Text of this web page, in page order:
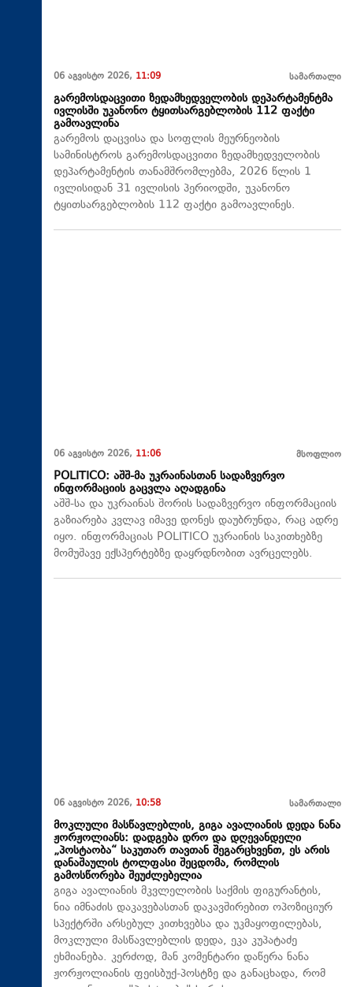
06 აგვისტო 2026, 11:09 სამართალი
გარემოსდაცვითი ზედამხედველობის დეპარტამენტმა
ივლისში უკანონო ტყითსარგებლობის 112 ფაქტი
გამოავლინა
გარემოს დაცვისა და სოფლის მეურნეობის
სამინისტროს გარემოსდაცვითი ზედამხედველობის
დეპარტამენტის თანამშრომლებმა, 2026 წლის 1
ივლისიდან 31 ივლისის პერიოდში, უკანონო
ტყითსარგებლობის 112 ფაქტი გამოავლინეს.
06 აგვისტო 2026, 11:06 მსოფლიო
POLITICO: აშშ-მა უკრაინასთან სადაზვერვო
ინფორმაციის გაცვლა აღადგინა
აშშ-სა და უკრაინას შორის სადაზვერვო ინფორმაციის
გაზიარება კვლავ იმავე დონეს დაუბრუნდა, რაც ადრე
იყო. ინფორმაციას POLITICO უკრაინის საკითხებზე
მომუშავე ექსპერტებზე დაყრდნობით ავრცელებს.
06 აგვისტო 2026, 10:58 სამართალი
მოკლული მასწავლებლის, გიგა ავალიანის დედა ნანა
ჟორჟოლიანს: დადგება დრო და დღევანდელი
„პოსტაობა“ საკუთარ თავთან შეგარცხვენთ, ეს არის
დანაშაულის ტოლფასი შეცდომა, რომლის
გამოსწორება შეუძლებელია
გიგა ავალიანის მკვლელობის საქმის ფიგურანტის,
ნია იმნაძის დაკავებასთან დაკავშირებით ოპოზიციურ
სპექტრში არსებულ კითხვებსა და უკმაყოფილებას,
მოკლული მასწავლებლის დედა, ეკა კუპატაძე
ეხმიანება. კერძოდ, მან კომენტარი დაწერა ნანა
ჟორჟოლიანის ფეისბუქ-პოსტზე და განაცხადა, რომ